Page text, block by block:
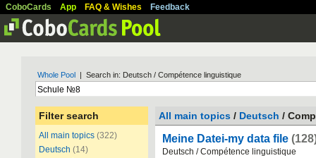
CoboCards App FAQ & Wishes Feedback
Whole Pool | Search in: Deutsch / Compétence linguistique
Filter search
All main topics (322)
Deutsch (14)
All main topics / Deutsch /
Meine Datei-my data file
Deutsch / Compétence linguistique